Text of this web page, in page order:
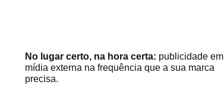
No lugar certo, na hora certa: publicidade em
mídia externa na frequência que a sua marca
precisa.